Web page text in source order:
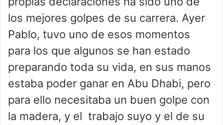
los mejores golpes de su carrera. Ayer
Pablo, tuvo uno de esos momentos
para los que algunos se han estado
preparando toda su vida, en sus manos
estaba poder ganar en Abu Dhabi, pero
para ello necesitaba un buen golpe con
la madera, y el trabajo suyo y el de su